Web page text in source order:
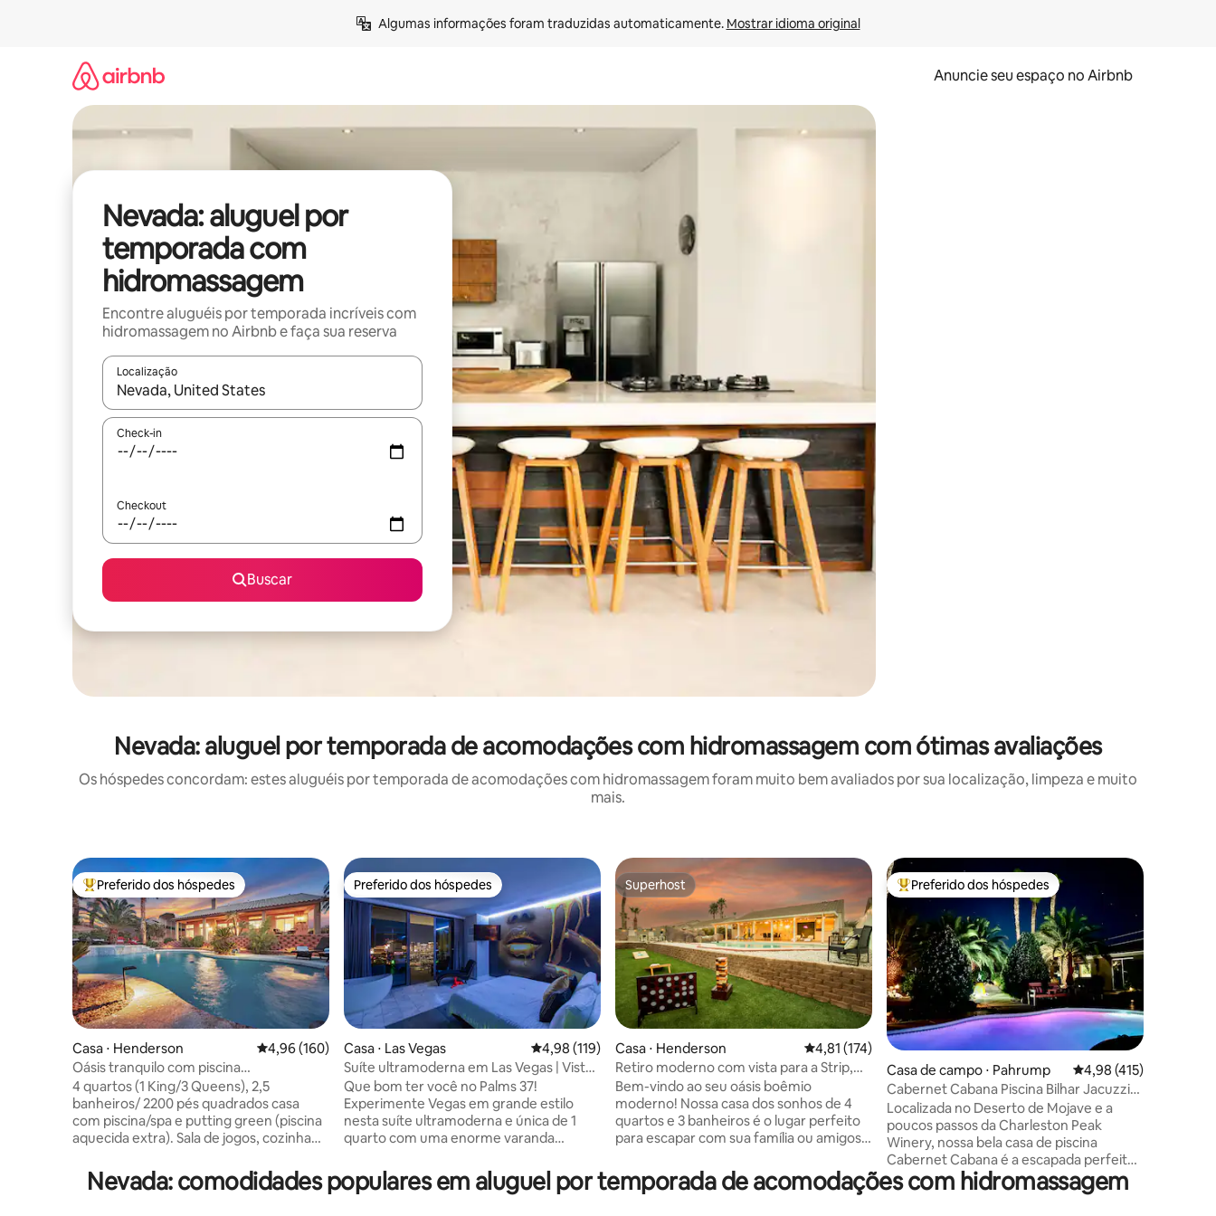
Algumas informações foram traduzidas automaticamente. Mostrar idioma original
Anuncie seu espaço no Airbnb
Nevada: aluguel por
temporada com
hidromassagem
Encontre aluguéis por temporada incríveis com
hidromassagem no Airbnb e faça sua reserva
Localização
Quando os resultados estiverem disponíveis, explore-os usando as seta para cima e para baixo do teclado ou tocando e deslizando o dedo na tela.
Check-in
Checkout
Buscar
Nevada: aluguel por temporada de acomodações com hidromassagem com ótimas avaliações
Os hóspedes concordam: estes aluguéis por temporada de acomodações com hidromassagem foram muito bem avaliados por sua localização, limpeza e muito
mais.
Entre os melhores preferidos dos hóspedes
Preferido dos hóspedes
Casa ⋅ Henderson 4,96 de uma avaliação média de 5, 160 avaliações
4,96 (160)
Oásis tranquilo com piscina
(aquecimento extra) Spa/minigolfe.
4 quartos (1 King/3 Queens), 2,5
banheiros/ 2200 pés quadrados casa
com piscina/spa e putting green (piscina
aquecida extra). Sala de jogos, cozinha
inteligente de 60”, bela piscina aquecida
e spa relaxante. Cachoeira e colocar o
Preferido dos hóspedes
Preferido dos hóspedes
Casa ⋅ Las Vegas 4,98 de uma avaliação média de 5, 119 avaliações
4,98 (119)
Suíte ultramoderna em Las Vegas | Vista
para a Strip + varanda
Que bom ter você no Palms 37!
Experimente Vegas em grande estilo
nesta suíte ultramoderna e única de 1
quarto com uma enorme varanda
Las Vegas Strip. Esta suíte atualizada
apresenta interiores elegantes e
Superhost
Superhost
Casa ⋅ Henderson 4,81 de uma avaliação média de 5, 174 avaliações
4,81 (174)
Retiro moderno com vista para a Strip,
piscina e jogos 4 quartos/3 banheiros
Bem-vindo ao seu oásis boêmio
moderno! Nossa casa dos sonhos de 4
quartos e 3 banheiros é o lugar perfeito
para escapar com sua família ou amigos e
oferecer. Com uma grande piscina e a
apenas 18 minutos da pista, você pode
Entre os melhores preferidos dos hóspedes
Preferido dos hóspedes
Casa de campo ⋅ Pahrump 4,98 de uma avaliação
4,98 (415)
Cabernet Cabana Piscina Bilhar Jacuzzi
DVNP
Localizada no Deserto de Mojave e a
poucos passos da Charleston Peak
Winery, nossa bela casa de piscina
Cabernet Cabana é a escapada perfeita
para você e seus convidados. A casa de
piscina de 1400 pés quadrados acomoda
Nevada: comodidades populares em aluguel por temporada de acomodações com hidromassagem